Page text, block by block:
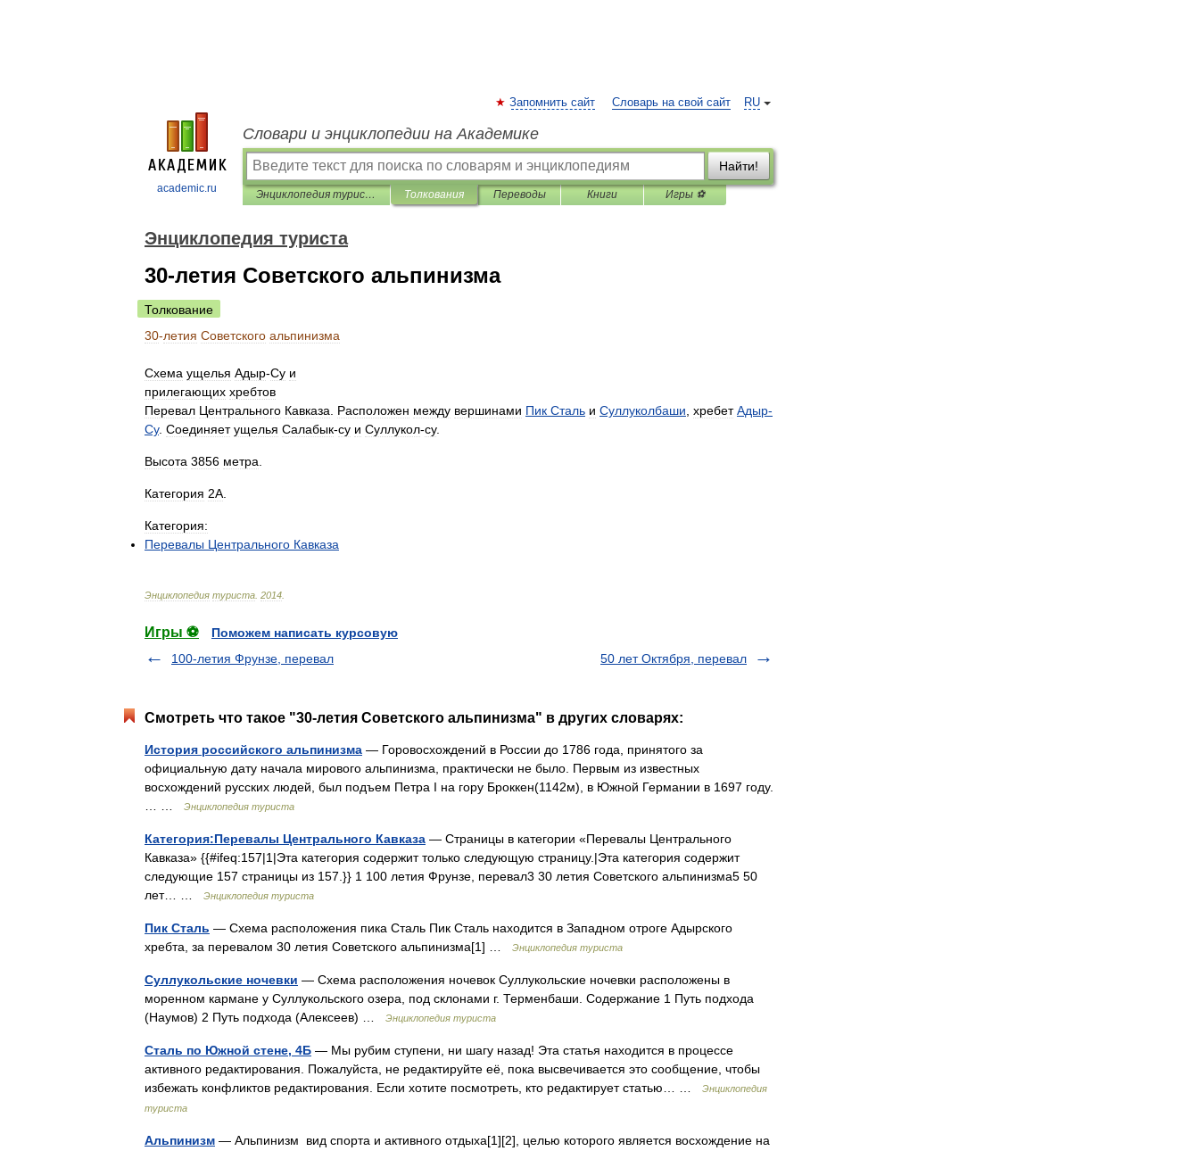
academic.ru
RU
Запомнить сайт Словарь на свой сайт
Словари и энциклопедии на Академике
Найти!
Энциклопедия туриста Толкования Переводы Книги Игры ⚽
Энциклопедия туриста
30-летия Советского альпинизма
Толкование
30-летия Советского альпинизма
Схема ущелья Адыр-Су и
прилегающих хребтов
Перевал Центрального Кавказа Расположен между вершинами Пик Сталь и Суллуколбаши хребет Адыр-
Су. Соединяет ущелья Салабык-су и Суллукол-су.
Высота 3856 метра
Категория 2А
Категория:
Перевалы Центрального Кавказа
Энциклопедия туриста 2014
Игры ⚽
Поможем написать курсовую
100-летия Фрунзе, перевал
50 лет Октября, перевал
Смотреть что такое "30-летия Советского альпинизма" в других словарях:
История российского альпинизма — Горовосхождений в России до 1786 года, принятого за
официальную дату начала мирового альпинизма, практически не было. Первым из известных
восхождений русских людей, был подъем Петра I на гору Броккен(1142м), в Южной Германии в 1697 году.
Энциклопедия туриста
Категория:Перевалы Центрального Кавказа — Страницы в категории «Перевалы Центрального
Кавказа» {{#ifeq:157|1|Эта категория содержит только следующую страницу.|Эта категория содержит
следующие 157 страницы из 157.}} 1 100 летия Фрунзе, перевал3 30 летия Советского альпинизма5 50
лет… …
Энциклопедия туриста
Пик Сталь — Схема расположения пика Сталь Пик Сталь находится в Западном отроге Адырского
хребта, за перевалом 30 летия Советского альпинизма[1] …
Энциклопедия туриста
Суллукольские ночевки — Схема расположения ночевок Суллукольские ночевки расположены в
моренном кармане у Суллукольского озера, под склонами г. Терменбаши. Содержание 1 Путь подхода
(Наумов) 2 Путь подхода (Алексеев) …
Энциклопедия туриста
Сталь по Южной стене, 4Б — Мы рубим ступени, ни шагу назад! Эта статья находится в процессе
активного редактирования. Пожалуйста, не редактируйте её, пока высвечивается это сообщение, чтобы
избежать конфликтов редактирования. Если хотите посмотреть, кто редактирует статью… …
Энциклопедия
туриста
Альпинизм — Альпинизм вид спорта и активного отдыха[1][2], целью которого является восхождение на